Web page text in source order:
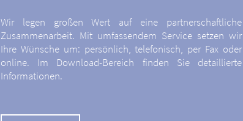
Wir legen großen Wert auf eine partnerschaftliche
Zusammenarbeit. Mit umfassendem Service setzen wir
Ihre Wünsche um: persönlich, telefonisch, per Fax oder
online. Im Download-Bereich finden Sie detaillierte
Informationen.